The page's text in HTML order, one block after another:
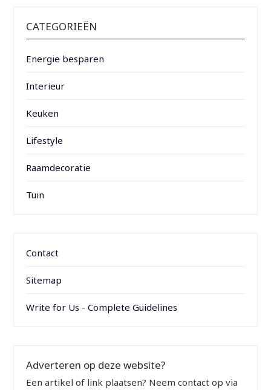
CATEGORIEËN
Energie besparen
Interieur
Keuken
Lifestyle
Raamdecoratie
Tuin
Contact
Sitemap
Write for Us - Complete Guidelines
Adverteren op deze website?
Een artikel of link plaatsen? Neem contact op via